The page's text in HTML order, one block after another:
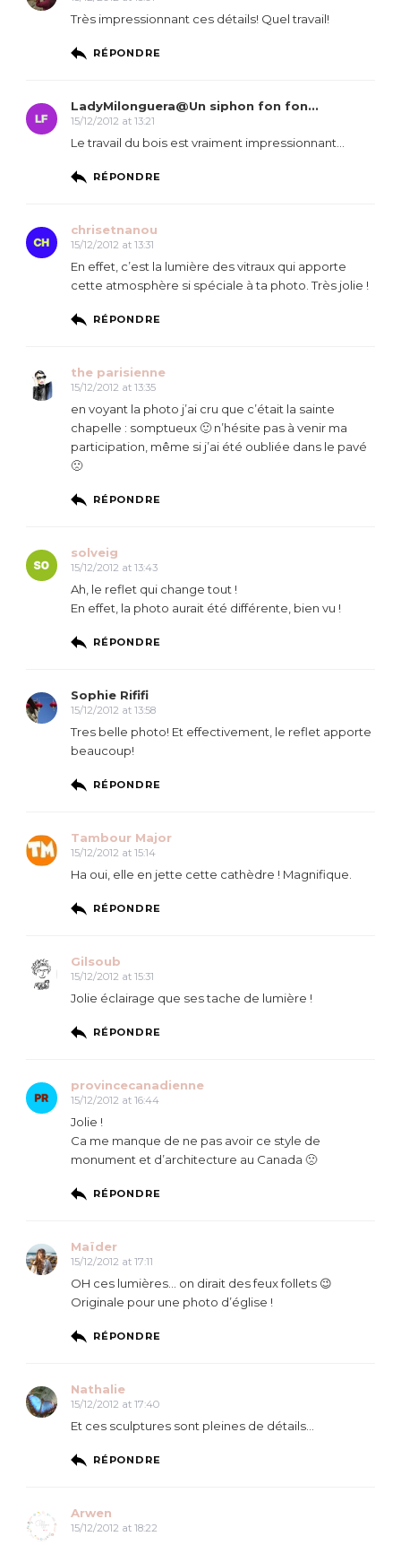
Très impressionnant ces détails! Quel travail!
RÉPONDRE
LadyMilonguera@Un siphon fon fon...
15/12/2012 at 13:21
Le travail du bois est vraiment impressionnant…
RÉPONDRE
chrisetnanou
15/12/2012 at 13:31
En effet, c’est la lumière des vitraux qui apporte
cette atmosphère si spéciale à ta photo. Très jolie !
RÉPONDRE
the parisienne
15/12/2012 at 13:35
en voyant la photo j’ai cru que c’était la sainte
chapelle : somptueux 🙂 n’hésite pas à venir ma
participation, même si j’ai été oubliée dans le pavé
🙁
RÉPONDRE
solveig
15/12/2012 at 13:43
Ah, le reflet qui change tout !
En effet, la photo aurait été différente, bien vu !
RÉPONDRE
Sophie Rififi
15/12/2012 at 13:58
Tres belle photo! Et effectivement, le reflet apporte
beaucoup!
RÉPONDRE
Tambour Major
15/12/2012 at 15:14
Ha oui, elle en jette cette cathèdre ! Magnifique.
RÉPONDRE
Gilsoub
15/12/2012 at 15:31
Jolie éclairage que ses tache de lumière !
RÉPONDRE
provincecanadienne
15/12/2012 at 16:44
Jolie !
Ca me manque de ne pas avoir ce style de
monument et d’architecture au Canada 🙁
RÉPONDRE
Maïder
15/12/2012 at 17:11
OH ces lumières… on dirait des feux follets 😉
Originale pour une photo d’église !
RÉPONDRE
Nathalie
15/12/2012 at 17:40
Et ces sculptures sont pleines de détails…
RÉPONDRE
Arwen
15/12/2012 at 18:22